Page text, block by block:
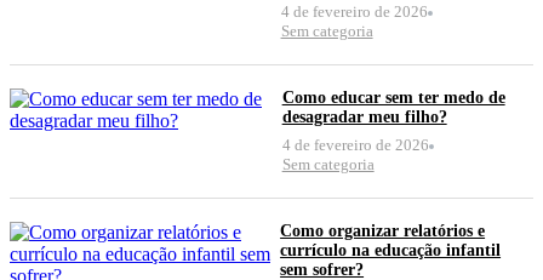
4 de fevereiro de 2026
Sem categoria
Como educar sem ter medo de
desagradar meu filho?
4 de fevereiro de 2026
Sem categoria
Como organizar relatórios e
currículo na educação infantil
sem sofrer?